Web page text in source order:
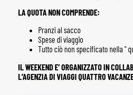
LA QUOTA NON COMPRENDE:
Pranzi al sacco
Spese di viaggio
Tutto ciò non specificato nella "
IL WEEKEND E’ ORGANIZZATO IN
L’AGENZIA DI VIAGGI QUATTRO